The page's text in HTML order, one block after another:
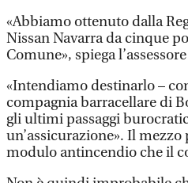
«Abbiamo ottenuto dalla
Nissan Navarra da cinque
Comune», spiega
«Intendiamo destinarlo –
compagnia barracellare di
gli ultimi passaggi
un’assicurazione». Il
modulo antincendio che il